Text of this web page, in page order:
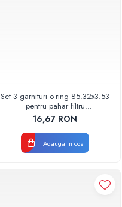
Set 3 garnituri o-ring 85.32x3.53
pentru pahar filtru
AQUA06030000000
16,67 RON
Adauga in cos